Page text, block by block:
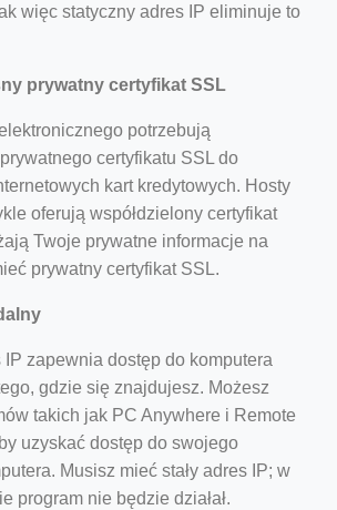
więc statyczny adres IP eliminuje to
prywatny certyfikat SSL
potrzebują
certyfikatu SSL do
kart kredytowych. Hosty
oferują współdzielony certyfikat
Twoje prywatne informacje na
prywatny certyfikat SSL.
IP zapewnia dostęp do komputera
gdzie się znajdujesz. Możesz
takich jak PC Anywhere i Remote
uzyskać dostęp do swojego
Musisz mieć stały adres IP; w
program nie będzie działał.